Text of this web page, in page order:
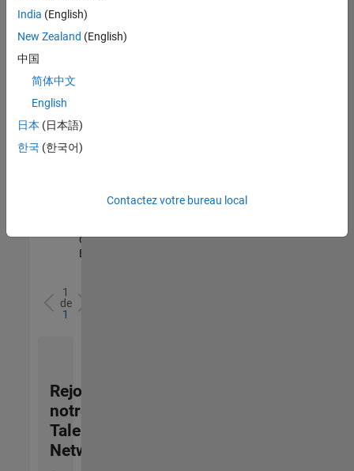
l’ensemble
des
opportunités
votre
région.
Senior Software Quality Engineer
Senior
Engineer
qualité |
Expérimenté(e)
1
de
1
Rejoignez
notre
Talent
Network
India (English)
New Zealand (English)
中国
简体中文
English
日本 (日本語)
한국 (한국어)
Contactez votre bureau local